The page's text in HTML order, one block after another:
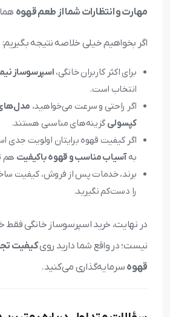
مهارت و انتظارات شما از طعم قهوه
اگر بخواهیم خیلی خلاصه نتیجه بگیریم:
برای اکثر کاربران خانگی، اسپرسوساز
انتخاب است.
اگر راحتی و سرعت می‌خواهید، مدل‌های
کپسولی گزینه‌های مناسبی هستند.
اگر کیفیت قهوه برایتان اولویت جدی
بهآسیاب مناسب و قهوه باکیفیت هم
برند، خدمات پس از فروش، کیفیت
را دست‌کم نگیرید.
در نهایت، خرید اسپرسوساز خانگی فقط
نیست؛ در واقع شما دارید رویکیفیت
قهوه سرمایه‌گذاری می‌کنید.